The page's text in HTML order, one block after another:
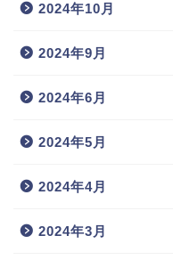
2024年10月
2024年9月
2024年6月
2024年5月
2024年4月
2024年3月